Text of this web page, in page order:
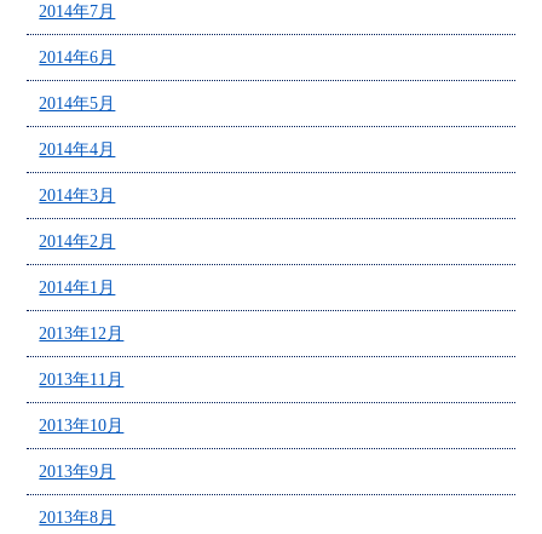
2014年7月
2014年6月
2014年5月
2014年4月
2014年3月
2014年2月
2014年1月
2013年12月
2013年11月
2013年10月
2013年9月
2013年8月